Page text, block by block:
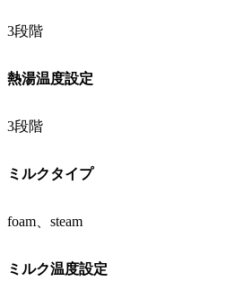
3段階
熱湯温度設定
3段階
ミルクタイプ
foam、steam
ミルク温度設定